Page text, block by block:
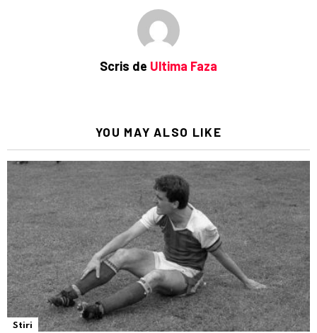
Scris de Ultima Faza
YOU MAY ALSO LIKE
Stiri